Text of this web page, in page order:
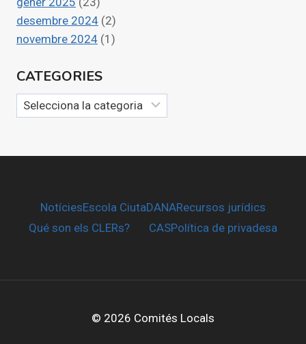
desembre 2024 (2)
novembre 2024 (1)
CATEGORIES
Categories
NotíciesEscola CiutaDANARecursos jurídics
Qué son els CLERs?
CASPolítica de privadesa
© 2026 Comités Locals